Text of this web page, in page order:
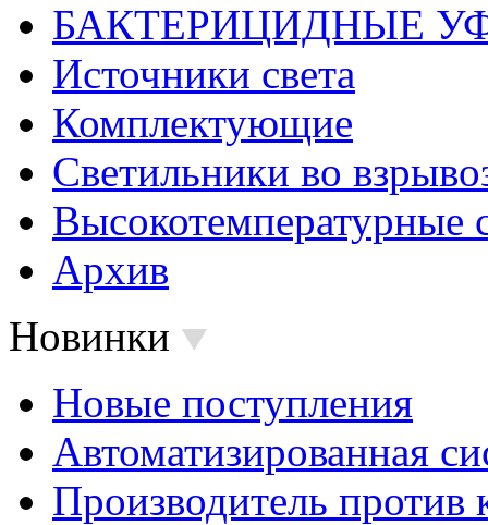
БАКТЕРИЦИДНЫЕ
Источники света
Комплектующие
Светильники во
Высокотемпературные
Архив
Новинки
Новые поступления
Автоматизированная
Производитель против